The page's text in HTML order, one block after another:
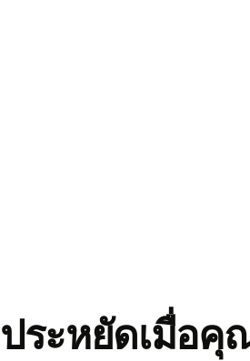
ประหยัดเมื่อคุ